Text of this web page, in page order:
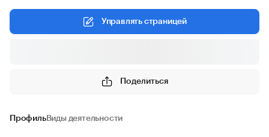
Управлять страницей
Поделиться
ПрофильВиды деятельности